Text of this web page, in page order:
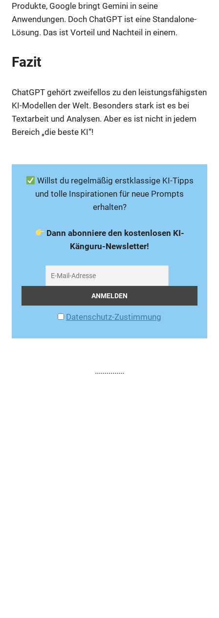
Produkte, Google bringt Gemini in seine
Anwendungen. Doch ChatGPT ist eine Standalone-
Lösung. Das ist Vorteil und Nachteil in einem.
Fazit
ChatGPT gehört zweifellos zu den leistungsfähigsten
KI-Modellen der Welt. Besonders stark ist es bei
Textarbeit und Analysen. Aber es ist nicht in jedem
Bereich „die beste KI“!
Willst du regelmäßig erstklassige KI-Tipps
und tolle Inspirationen für neue Prompts
erhalten?
Dann abonniere den kostenlosen KI-
Känguru-Newsletter!
Datenschutz-Zustimmung
...............